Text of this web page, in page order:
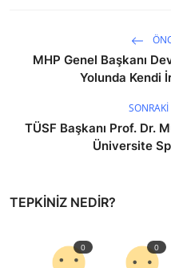
MHP Genel Başkanı
Yolunda Kendi
TÜSF Başkanı Prof. Dr.
Üniversite
TEPKINIZ NEDIR?
0 0